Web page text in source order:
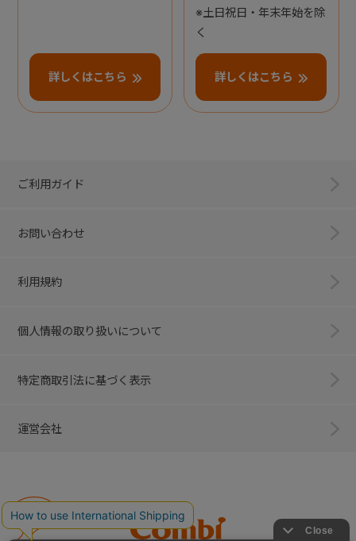
詳しくはこちら
※土日祝日・年末年始を除
く
詳しくはこちら
ご利用ガイド
お問い合わせ
利用規約
個人情報の取り扱いについて
特定商取引法に基づく表示
運営会社